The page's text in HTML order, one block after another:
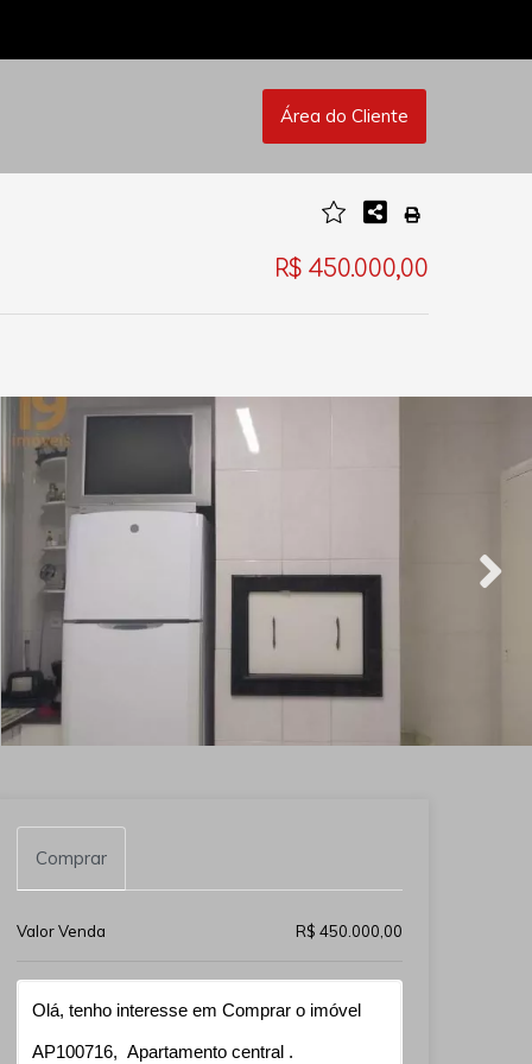
Área do Cliente
R$ 450.000,00
Comprar
Valor Venda R$ 450.000,00